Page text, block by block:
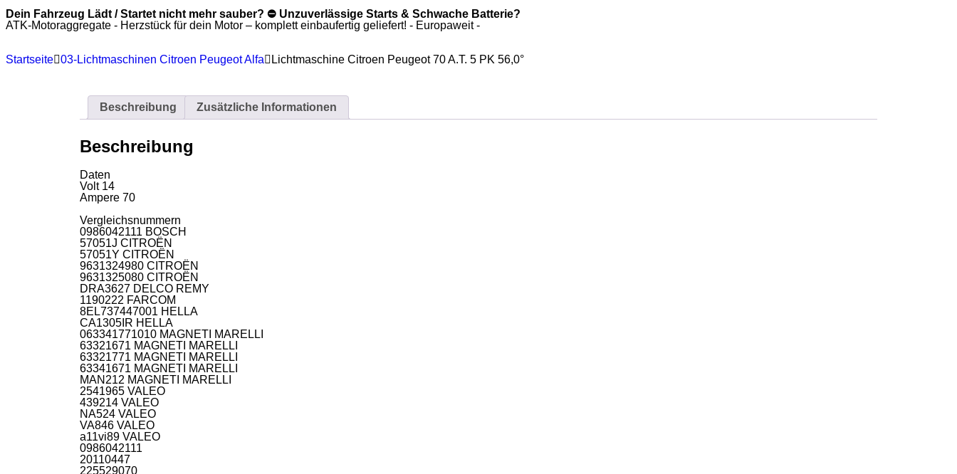
Dein Fahrzeug Lädt / Startet nicht mehr sauber? ⛔ Unzuverlässige Starts & Schwache Batterie?
ATK-Motoraggregate - Herzstück für dein Motor – komplett einbaufertig geliefert! - Europaweit -
Startseite 03-Lichtmaschinen Citroen Peugeot Alfa Lichtmaschine Citroen Peugeot 70 A.T. 5 PK 56,0°
Beschreibung Zusätzliche Informationen
Beschreibung
Daten
Volt 14
Ampere 70
Vergleichsnummern
0986042111 BOSCH
57051J CITROËN
57051Y CITROËN
9631324980 CITROËN
9631325080 CITROËN
DRA3627 DELCO REMY
1190222 FARCOM
8EL737447001 HELLA
CA1305IR HELLA
063341771010 MAGNETI MARELLI
63321671 MAGNETI MARELLI
63321771 MAGNETI MARELLI
63341671 MAGNETI MARELLI
MAN212 MAGNETI MARELLI
2541965 VALEO
439214 VALEO
NA524 VALEO
VA846 VALEO
a11vi89 VALEO
0986042111
20110447
225529070